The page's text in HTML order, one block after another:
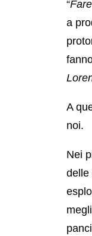
“
a
A
noi.
Nei
delle